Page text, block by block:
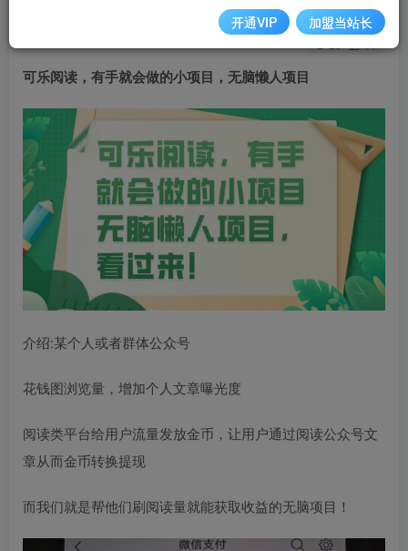
关注 私信
25 11
可乐阅读，有手就会做的小项目， 无脑懒人项目
介绍:某个人或者群体公众号
花钱图浏览量，增加个人文章曝光度
阅读类平台给用户流量发放金币，让用户通过阅读公众号文
章从而金币转换提现
而我们就是帮他们刷阅读量就能获取收益的无脑项目！
开通VIP 加盟当站长